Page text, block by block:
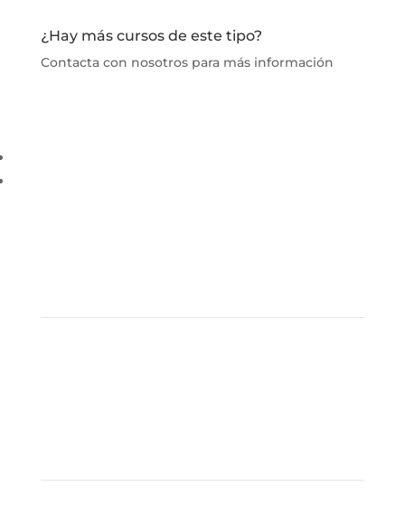
¿Hay más cursos de este tipo?
Contacta con nosotros para más información